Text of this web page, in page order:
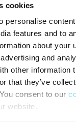
cookies
personalise
features and to
about your
and
other information
that they’ve
consent to our
website.